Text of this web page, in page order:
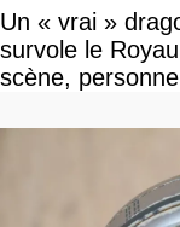
Un « vrai »
survole le
scène,